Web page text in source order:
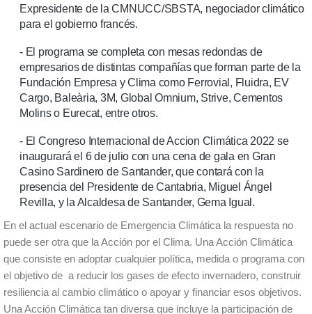
Expresidente de la CMNUCC/SBSTA, negociador climático
para el gobierno francés.
- El programa se completa con mesas redondas de
empresarios de distintas compañías que forman parte de la
Fundación Empresa y Clima como Ferrovial, Fluidra, EV
Cargo, Baleària, 3M, Global Omnium, Strive, Cementos
Molins o Eurecat, entre otros.
- El Congreso Internacional de Accion Climática 2022 se
inaugurará el 6 de julio con una cena de gala en Gran
Casino Sardinero de Santander, que contará con la
presencia del Presidente de Cantabria, Miguel Ángel
Revilla, y la Alcaldesa de Santander, Gema Igual.
En el actual escenario de Emergencia Climática la respuesta no
puede ser otra que la Acción por el Clima. Una Acción Climática
que consiste en adoptar cualquier política, medida o programa con
el objetivo de a reducir los gases de efecto invernadero, construir
resiliencia al cambio climático o apoyar y financiar esos objetivos.
Una Acción Climática tan diversa que incluye la participación de